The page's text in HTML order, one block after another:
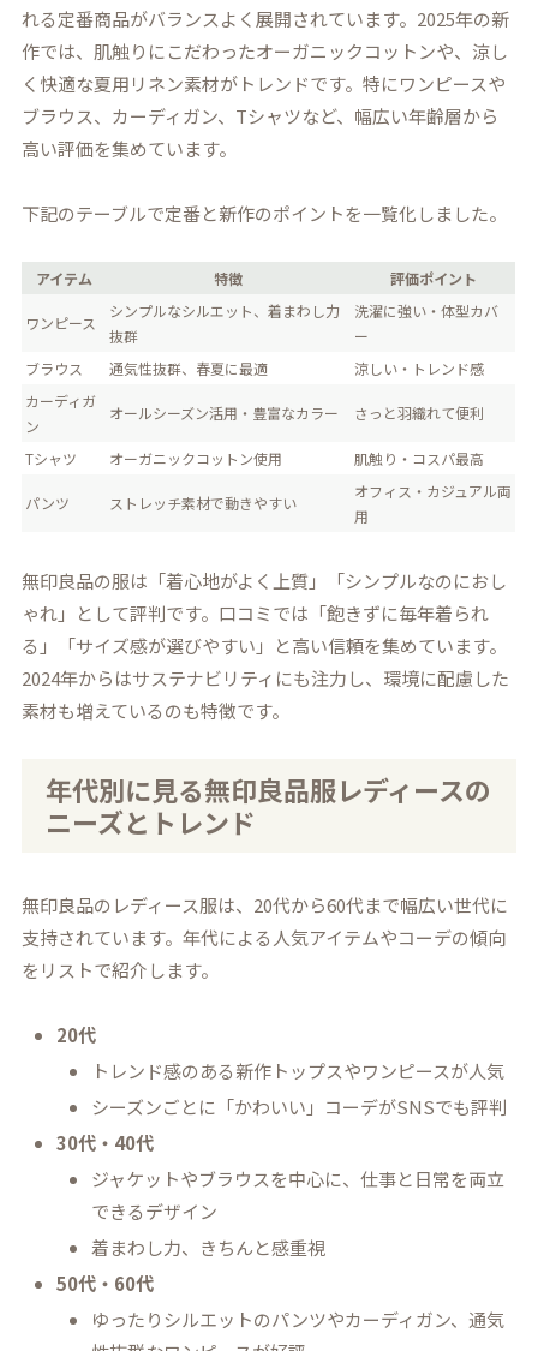
れる定番商品がバランスよく展開されています。2025年の新
作では、肌触りにこだわったオーガニックコットンや、涼し
く快適な夏用リネン素材がトレンドです。特にワンピースや
ブラウス、カーディガン、Tシャツなど、幅広い年齢層から
高い評価を集めています。
下記のテーブルで定番と新作のポイントを一覧化しました。
アイテム 特徴 評価ポイント
ワンピース
シンプルなシルエット、着まわし力
抜群
洗濯に強い・体型カバ
ー
ブラウス
通気性抜群、春夏に最適
涼しい・トレンド感
カーディガ
ン
オールシーズン活用・豊富なカラー さっと羽織れて便利
Tシャツ オーガニックコットン使用 肌触り・コスパ最高
パンツ ストレッチ素材で動きやすい
オフィス・カジュアル両
用
無印良品の服は「着心地がよく上質」「シンプルなのにおし
ゃれ」として評判です。口コミでは「飽きずに毎年着られ
る」「サイズ感が選びやすい」と高い信頼を集めています。
2024年からはサステナビリティにも注力し、環境に配慮した
素材も増えているのも特徴です。
年代別に見る無印良品服レディースの
ニーズとトレンド
無印良品のレディース服は、20代から60代まで幅広い世代に
支持されています。年代による人気アイテムやコーデの傾向
をリストで紹介します。
20代
トレンド感のある新作トップスやワンピースが人気
シーズンごとに「かわいい」コーデがSNSでも評判
30代・40代
ジャケットやブラウスを中心に、仕事と日常を両立
できるデザイン
着まわし力、きちんと感重視
50代・60代
ゆったりシルエットのパンツやカーディガン、通気